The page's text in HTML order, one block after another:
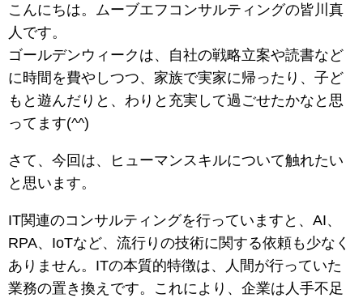
こんにちは。ムーブエフコンサルティングの皆川真
人です。
ゴールデンウィークは、自社の戦略立案や読書など
に時間を費やしつつ、家族で実家に帰ったり、子ど
もと遊んだりと、わりと充実して過ごせたかなと思
ってます(^^)
さて、今回は、ヒューマンスキルについて触れたい
と思います。
IT関連のコンサルティングを行っていますと、AI、
RPA、IoTなど、流行りの技術に関する依頼も少なく
ありません。ITの本質的特徴は、人間が行っていた
業務の置き換えです。これにより、企業は人手不足